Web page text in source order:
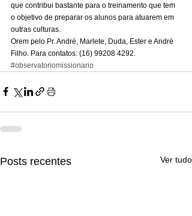
que contribui bastante para o treinamento que tem
o objetivo de preparar os alunos para atuarem em
outras culturas.
Orem pelo Pr. André, Marlete, Duda, Ester e André
Filho. Para contatos: (16) 99208 4292.
#observatoriomissionario
Posts recentes Ver tudo